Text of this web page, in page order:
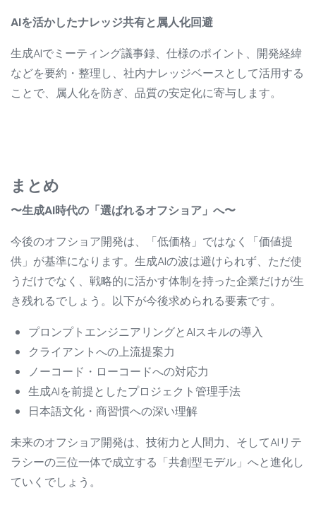
AIを活かしたナレッジ共有と属人化回避
生成AIでミーティング議事録、仕様のポイント、開発経緯
などを要約・整理し、社内ナレッジベースとして活用する
ことで、属人化を防ぎ、品質の安定化に寄与します。
まとめ
〜生成AI時代の「選ばれるオフショア」へ〜
今後のオフショア開発は、「低価格」ではなく「価値提
供」が基準になります。生成AIの波は避けられず、ただ使
うだけでなく、戦略的に活かす体制を持った企業だけが生
き残れるでしょう。以下が今後求められる要素です。
プロンプトエンジニアリングとAIスキルの導入
クライアントへの上流提案力
ノーコード・ローコードへの対応力
生成AIを前提としたプロジェクト管理手法
日本語文化・商習慣への深い理解
未来のオフショア開発は、技術力と人間力、そしてAIリテ
ラシーの三位一体で成立する「共創型モデル」へと進化し
ていくでしょう。